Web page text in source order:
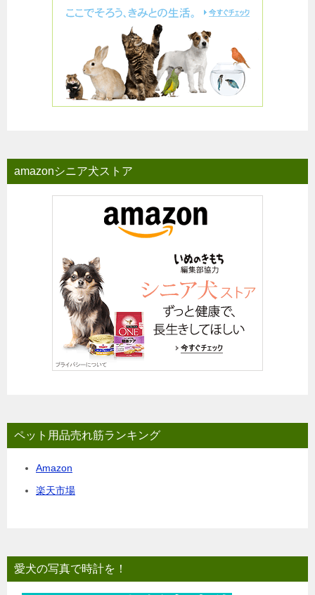
amazonシニア犬ストア
ペット用品売れ筋ランキング
Amazon
楽天市場
愛犬の写真で時計を！